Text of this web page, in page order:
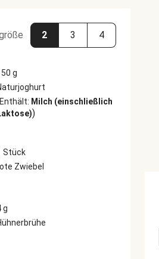
2 3 4
g
Enthält: Milch (einschließlich
)
Stück
Zwiebel
g